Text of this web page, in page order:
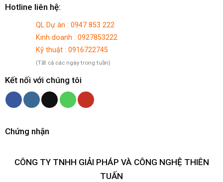
Hotline liên hệ:
QL Dự án : 0947 853 222
Kinh doanh : 0927853222
Kỹ thuật : 0916722745
(Tất cả các ngày trong tuần)
Kết nối với chúng tôi
Chứng nhận
CÔNG TY TNHH GIẢI PHÁP VÀ CÔNG NGHỆ THIÊN
TUẤN